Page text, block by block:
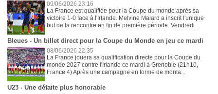
09/06/2026 23:16
La France est qualifiée pour la Coupe du monde après sa
victoire 1-0 face à l'Irlande. Melvine Malard a inscrit l'unique
but de la rencontre en fin de première période. Vendredi...
Bleues - Un billet direct pour la Coupe du Monde en jeu ce mardi
08/06/2026 22:35
La France jouera sa qualification directe pour la Coupe du
monde 2027 contre l'Irlande ce mardi à Grenoble (21h10,
France 4) Après une campagne en forme de monta...
U23 - Une défaite plus honorable